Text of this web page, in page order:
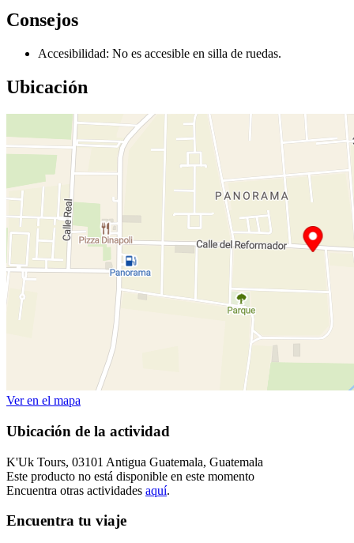
Consejos
Accesibilidad: No es accesible en silla de ruedas.
Ubicación
Ver en el mapa
Ubicación de la actividad
K'Uk Tours, 03101 Antigua Guatemala, Guatemala
Este producto no está disponible en este momento
Encuentra otras actividades aquí.
Encuentra tu viaje